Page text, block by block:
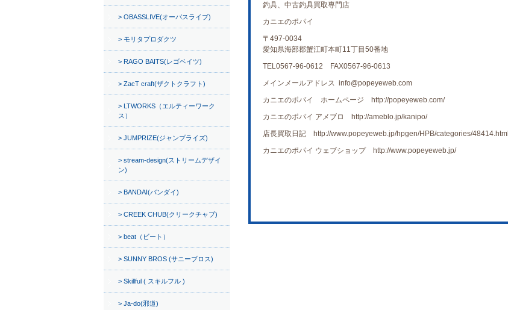
釣具、中古釣具買取専門店
カニエのポパイ
〒497-0034
愛知県海部郡蟹江町本町11丁目50番地
TEL0567-96-0612 FAX0567-96-0613
メインメールアドレス info@popeyeweb.com
カニエのポパイ ホームページ http://popeyeweb.com/
カニエのポパイ アメブロ http://ameblo.jp/kanipo/
店長買取日記 http://www.popeyeweb.jp/hpgen/HPB/categories/48414.html
カニエのポパイ ウェブショップ http://www.popeyeweb.jp/
OBASSLIVE(オーバスライブ)
モリタプロダクツ
RAGO BAITS(レゴベイツ)
ZacT craft(ザクトクラフト)
LTWORKS（エルティーワーク
ス）
JUMPRIZE(ジャンプライズ)
stream-design(ストリームデザイ
ン)
BANDAI(バンダイ)
CREEK CHUB(クリークチャブ)
beat（ビート）
SUNNY BROS (サニーブロス)
Skillful ( スキルフル )
Ja-do(邪道)